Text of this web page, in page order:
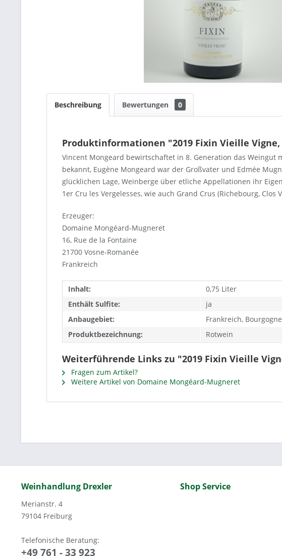
Beschreibung Bewertungen 0
Produktinformationen "2019 Fixin Vieille
Vincent Mongeard bewirtschaftet in 8. Generation das
bekannt, Eugène Mongeard war der Großvater und Edmée
glücklichen Lage, Weinberge über etliche Appellationen ihr
1er Cru les Vergelesses, wie auch Grand Crus (Richebourg, Clos
Erzeuger:
Domaine Mongéard-Mugneret
16, Rue de la Fontaine
21700 Vosne-Romanée
Frankreich
Inhalt:
0,75 Liter
Enthält Sulfite:
ja
Anbaugebiet:
Frankreich, Bourgogne
Produktbezeichnung:
Rotwein
Weiterführende Links zu "2019 Fixin Vieille
Fragen zum Artikel?
Weitere Artikel von Domaine Mongéard-Mugneret
Weinhandlung Drexler
Merianstr. 4
79104 Freiburg
Telefonische Beratung:
+49 761 - 33 923
Shop Service